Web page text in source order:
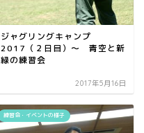
ジャグリングキャンプ
2017（２日目）～ 青空と新
緑の練習会
2017年5月16日
練習会・イベントの様子